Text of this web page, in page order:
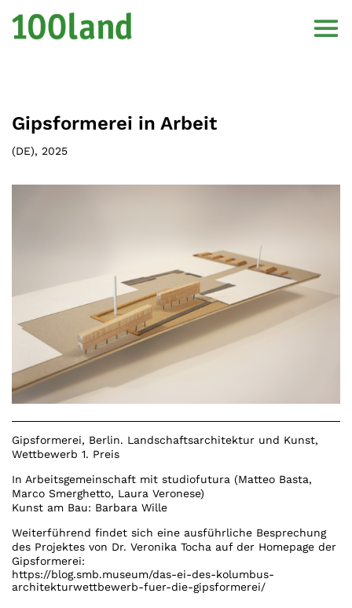
Gipsformerei in Arbeit
(DE), 2025
Gipsformerei, Berlin. Landschaftsarchitektur und Kunst,
Wettbewerb 1. Preis
In Arbeitsgemeinschaft mit studiofutura (Matteo Basta,
Marco Smerghetto, Laura Veronese)
Kunst am Bau: Barbara Wille
Weiterführend findet sich eine ausführliche Besprechung
des Projektes von Dr. Veronika Tocha auf der Homepage der
Gipsformerei:
https://blog.smb.museum/das-ei-des-kolumbus-
architekturwettbewerb-fuer-die-gipsformerei/